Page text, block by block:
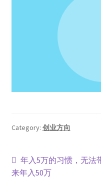
Category: 创业方向
年入5万的习惯，无法
来年入50万